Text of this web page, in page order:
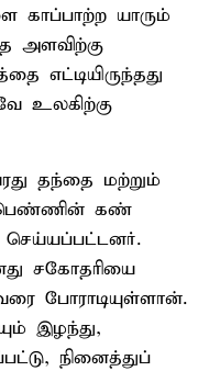
காப்பாற்ற யாரும்
அளவிற்கு
உலகிற்கு
தந்தை மற்றும்
பெண்ணின் கண்
சகோதரியை
போராடியுள்ளான்.
இழந்து,
நினைத்துப்